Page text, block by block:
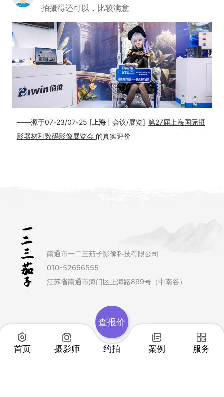
拍摄得还可以，比较满意
——源于07-23/07-25 [上海| 会议/展览] 第27届上海国际摄
影器材和数码影像展览会 的真实评价
南通市一二三茄子影像科技有限公司
010-52666555
江苏省南通市海门区上海路899号（中南谷）
首页 摄影师
查报价
约拍 案例 服务